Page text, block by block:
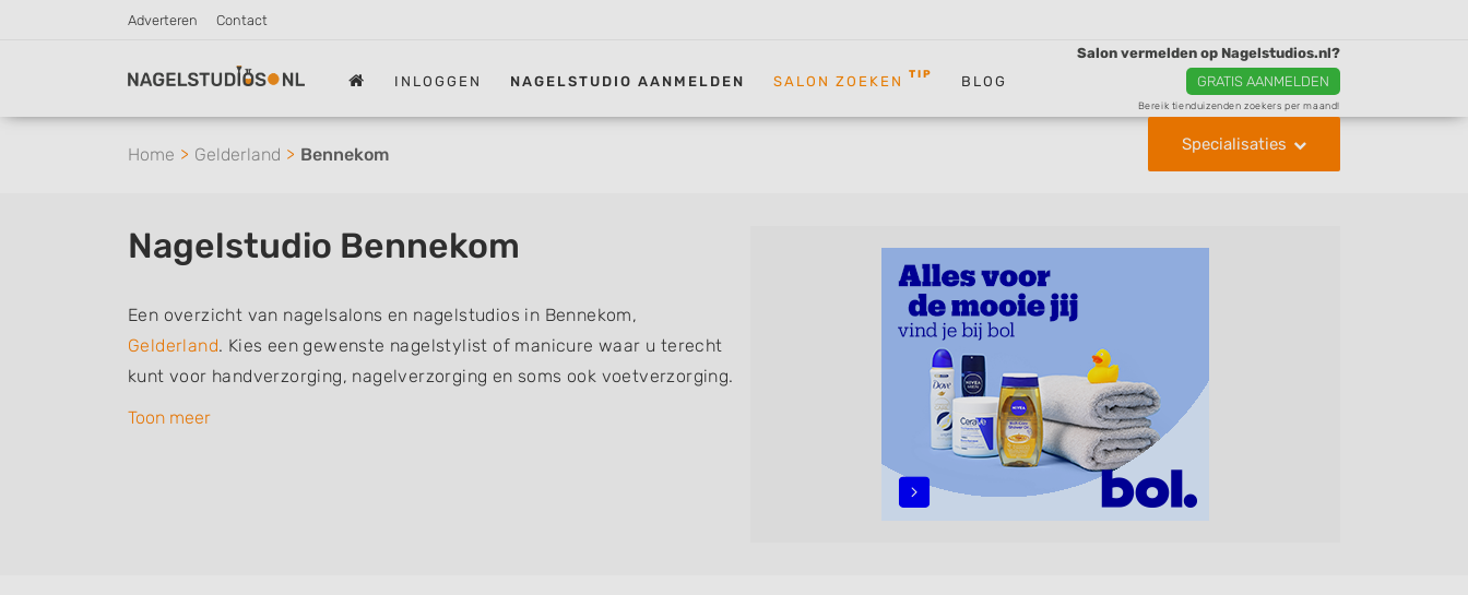
Adverteren Contact
INLOGGEN NAGELSTUDIO AANMELDEN SALON ZOEKEN TIP BLOG
Salon vermelden op Nagelstudios.nl?
GRATIS AANMELDEN
Bereik tienduizenden zoekers per maand!
Specialisaties
Home Gelderland Bennekom
Nagelstudio Bennekom
Een overzicht van nagelsalons en nagelstudios in Bennekom,
Gelderland. Kies een gewenste nagelstylist of manicure waar u terecht
kunt voor handverzorging, nagelverzorging en soms ook voetverzorging.
De nagelstylisten hebben mogelijk een van de volgende specialisaties
Toon meer